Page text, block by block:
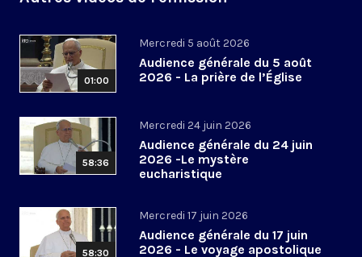
01:00
Mercredi 5 août 2026
Audience générale du 5 août
2026 - La prière de l’Église
58:36
Mercredi 24 juin 2026
Audience générale du 24 juin
2026 -Le mystère
eucharistique
58:30
Mercredi 17 juin 2026
Audience générale du 17 juin
2026 - Le voyage apostolique